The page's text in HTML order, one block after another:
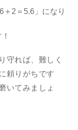
2＝5.6」になり
守れば、難しく
頼りがちです
いてみましょ